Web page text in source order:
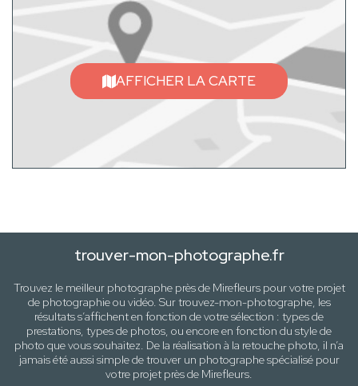
AFFICHER LA CARTE
trouver-mon-photographe.fr
Trouvez le meilleur photographe près de Mirefleurspour votre projet
de photographie ou vidéo. Sur trouvez-mon-photographe, les
résultats s’affichent en fonction de votre sélection : types de
prestations, types de photos, ou encore en fonction du stylede
photo que vous souhaitez. De la réalisation à la retouche photo, il n’a
jamais été aussi simple de trouver un photographe spécialisé pour
votre projet près de Mirefleurs.